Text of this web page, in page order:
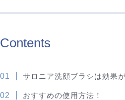
Contents
サロニア洗顔ブラシは効果
おすすめの使用方法！